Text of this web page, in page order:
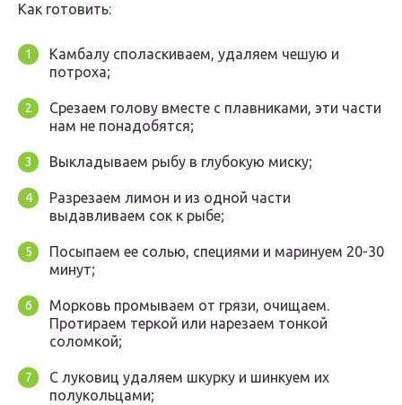
Как готовить:
Камбалу споласкиваем, удаляем чешую и
потроха;
Срезаем голову вместе с плавниками, эти части
нам не понадобятся;
Выкладываем рыбу в глубокую миску;
Разрезаем лимон и из одной части
выдавливаем сок к рыбе;
Посыпаем ее солью, специями и маринуем 20-30
минут;
Морковь промываем от грязи, очищаем.
Протираем теркой или нарезаем тонкой
соломкой;
С луковиц удаляем шкурку и шинкуем их
полукольцами;